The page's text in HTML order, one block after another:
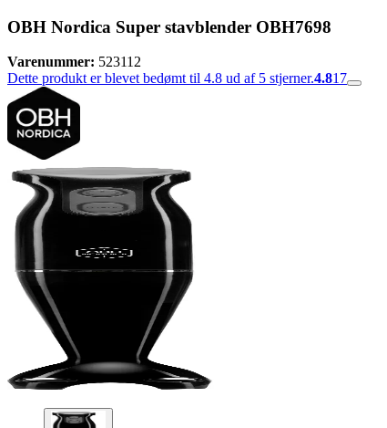
OBH Nordica Super stavblender OBH7698
Varenummer: 523112
Dette produkt er blevet bedømt til 4.8 ud af 5 stjerner.4.817